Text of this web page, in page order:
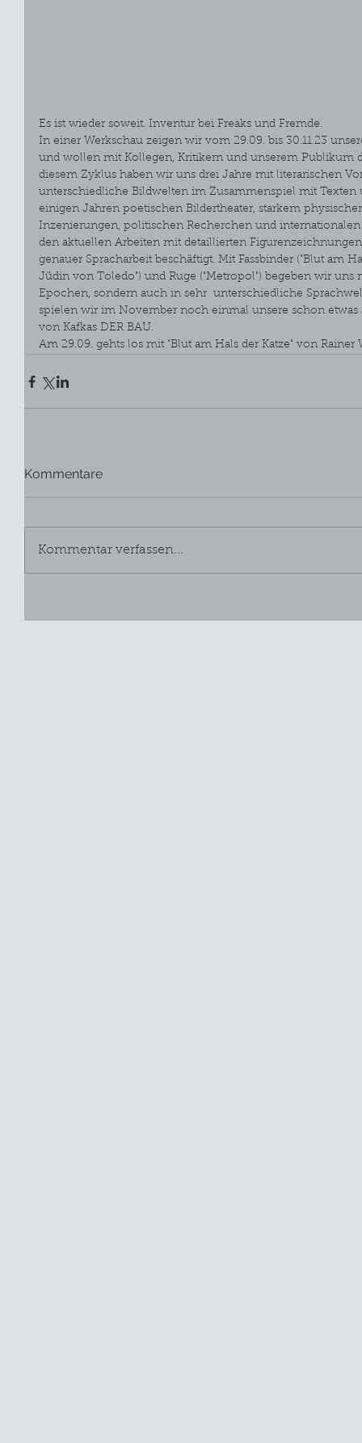
Es ist wieder soweit. Inventur bei Freaks und Fremde.
In einer Werkschau zeigen wir vom 29.09. bis 30.11.23
und wollen mit Kollegen, Kritikern und unserem Publikum
diesem Zyklus haben wir uns drei Jahre mit literarischen
unterschiedliche Bildwelten im Zusammenspiel mit
einigen Jahren poetischen Bildertheater, starkem
Inzenierungen, politischen Recherchen und
den aktuellen Arbeiten mit detaillierten
genauer Spracharbeit beschäftigt. Mit Fassbinder ("Blut am
Jüdin von Toledo") und Ruge ("Metropol") begeben wir
Epochen, sondern auch in sehr  unterschiedliche
spielen wir im November noch einmal unsere schon
von Kafkas DER BAU.
Am 29.09. gehts los mit "Blut am Hals der Katze" von Rainer
Kommentare
Kommentar verfassen...